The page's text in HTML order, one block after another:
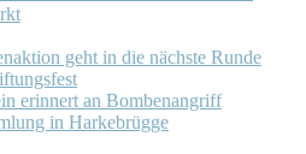
geht in die nächste Runde
erinnert an Bombenangriff
in Harkebrügge